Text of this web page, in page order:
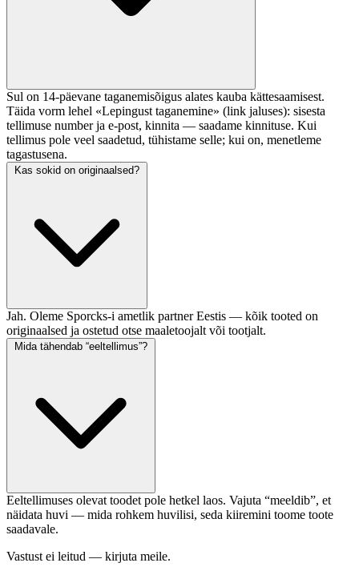
Sul on 14-päevane taganemisõigus alates kauba kättesaamisest.
Täida vorm lehel «Lepingust taganemine» (link jaluses): sisesta
tellimuse number ja e-post, kinnita — saadame kinnituse. Kui
tellimus pole veel saadetud, tühistame selle; kui on, menetleme
tagastusena.
Kas sokid on originaalsed?
Jah. Oleme Sporcks-i ametlik partner Eestis — kõik tooted on
originaalsed ja ostetud otse maaletoojalt või tootjalt.
Mida tähendab “eeltellimus”?
Eeltellimuses olevat toodet pole hetkel laos. Vajuta “meeldib”, et
näidata huvi — mida rohkem huvilisi, seda kiiremini toome toote
saadavale.
Vastust ei leitud — kirjuta meile.